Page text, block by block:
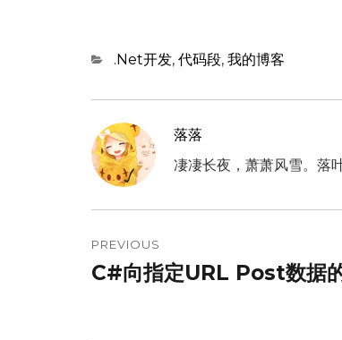
Categories
.Net开发, 代码段, 我的博客
落落
凄凄长夜，萧萧风雪。落
章
导
PREVIOUS
Previous
C#向指定URL Post数据